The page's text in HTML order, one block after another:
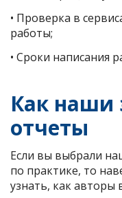
• Проверка в
работы;
• Сроки написания
Как наши
отчеты
Если вы выбрали
по практике, то
узнать, как авторы